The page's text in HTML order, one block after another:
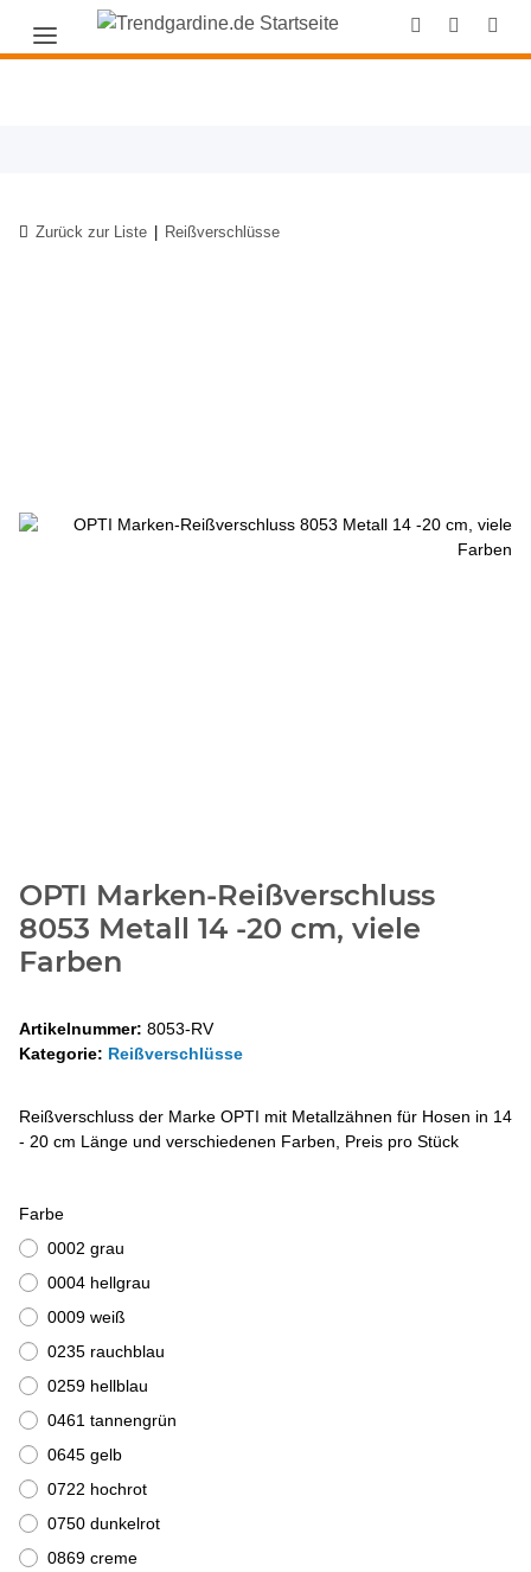
Zurück zur Liste Reißverschlüsse
OPTI Marken-Reißverschluss
8053 Metall 14 -20 cm, viele
Farben
Artikelnummer: 8053-RV
Kategorie: Reißverschlüsse
Reißverschluss der Marke OPTI mit Metallzähnen für Hosen in 14
- 20 cm Länge und verschiedenen Farben, Preis pro Stück
Farbe
0002 grau
0004 hellgrau
0009 weiß
0235 rauchblau
0259 hellblau
0461 tannengrün
0645 gelb
0722 hochrot
0750 dunkelrot
0869 creme